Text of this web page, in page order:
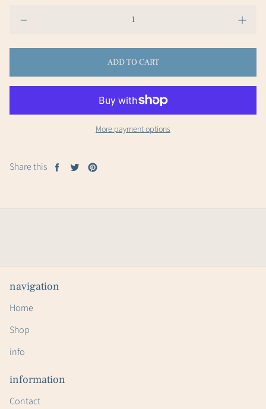
ADD TO CART
More payment options
Share this
Share Tweet
navigation
Home
Shop
info
information
Contact